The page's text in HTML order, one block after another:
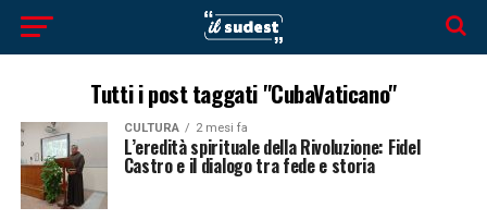
Tutti i post taggati "CubaVaticano"
CULTURA 2 mesi fa
L’eredità spirituale della Rivoluzione: Fidel
Castro e il dialogo tra fede e storia